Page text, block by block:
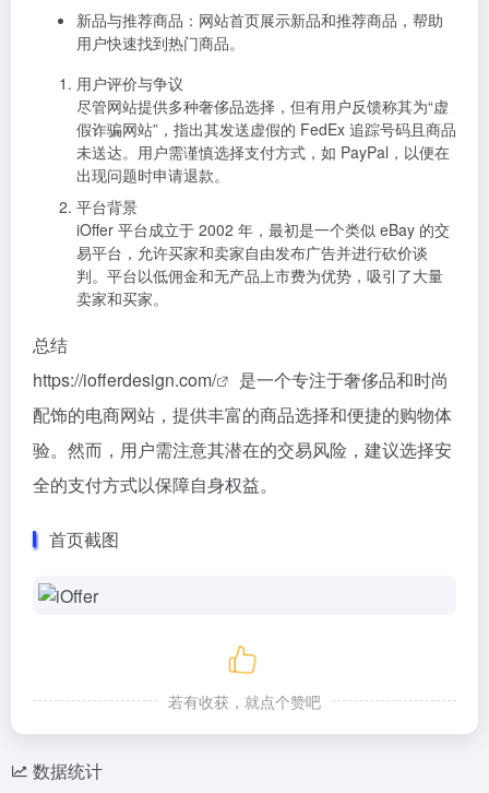
新品与推荐商品：网站首页展示新品和推荐商品，帮助
用户快速找到热门商品。
用户评价与争议
尽管网站提供多种奢侈品选择，但有用户反馈称其为“虚
假诈骗网站”，指出其发送虚假的 FedEx 追踪号码且商品
未送达。用户需谨慎选择支付方式，如 PayPal，以便在
出现问题时申请退款。
平台背景
iOffer 平台成立于 2002 年，最初是一个类似 eBay 的交
易平台，允许买家和卖家自由发布广告并进行砍价谈
判。平台以低佣金和无产品上市费为优势，吸引了大量
卖家和买家。
总结
https://iofferdesign.com/
是一个专注于奢侈品和时尚
配饰的电商网站，提供丰富的商品选择和便捷的购物体
验。然而，用户需注意其潜在的交易风险，建议选择安
全的支付方式以保障自身权益。
首页截图
若有收获，就点个赞吧
数据统计